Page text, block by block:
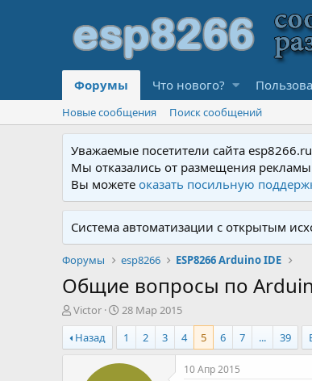
Форумы Что нового?
Новые сообщения Поиск сообщений
Уважаемые посетители сайта
Мы отказались от размещения
Вы можетеоказать посильную
Система автоматизации с открытым
Форумы esp8266 ESP8266 Arduino IDE
Общие вопросы по
А
в
т
о
Victor
Д
а
т
а
н
28 Мар 2015
Назад
1 2 3 4 5 6 7 ... 39
10 Апр 2015